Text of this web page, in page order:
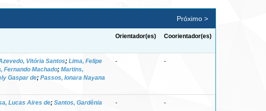
Próximo >
Orientador(es) Coorientador(es)
Vitória Santos; Lima, Felipe
Fernando Machado; Martins,
Gaspar de; Passos, Ionara Nayana
- -
Lucas Aires de; Santos, Gardênia
- -